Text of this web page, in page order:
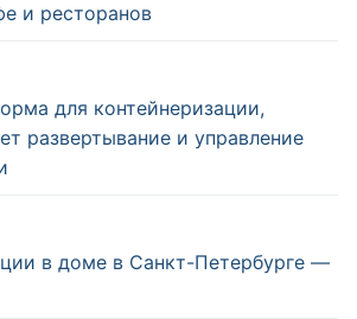
и ресторанов
для контейнеризации,
развертывание и управление
в доме в Санкт-Петербурге —